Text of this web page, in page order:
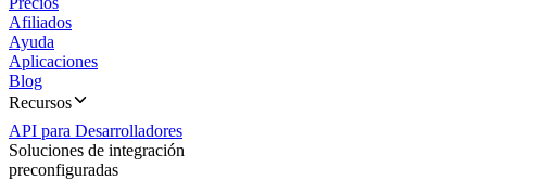
Afiliados
Ayuda
Aplicaciones
Blog
Recursos
API para Desarrolladores
Soluciones de integración
preconfiguradas